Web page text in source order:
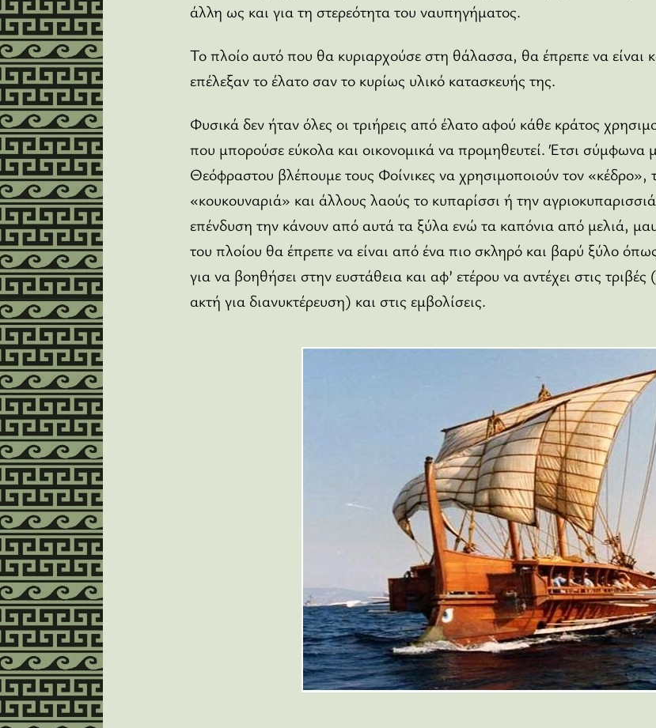
άλλη ως και για τη στερεότητα του ναυπηγήματος.
Το πλοίο αυτό που θα κυριαρχούσε στη θάλασσα, θα έπρεπε να είναι
επέλεξαν το έλατο σαν το κυρίως υλικό κατασκευής της.
Φυσικά δεν ήταν όλες οι τριήρεις από έλατο αφού κάθε κράτος
που μπορούσε εύκολα και οικονομικά να προμηθευτεί. Έτσι σύμφωνα
Θεόφραστου βλέπουμε τους Φοίνικες να χρησιμοποιούν τον «κέδρο»,
«κουκουναριά» και άλλους λαούς το κυπαρίσσι ή την
επένδυση την κάνουν από αυτά τα ξύλα ενώ τα καπόνια από μελιά,
του πλοίου θα έπρεπε να είναι από ένα πιο σκληρό και βαρύ ξύλο
για να βοηθήσει στην ευστάθεια και αφ’ ετέρου να αντέχει στις
ακτή για διανυκτέρευση) και στις εμβολίσεις.